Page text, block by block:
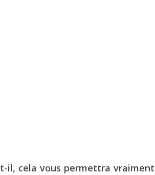
il, cela vous permettra vraiment